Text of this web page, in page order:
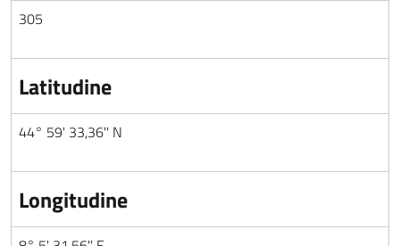
305
Latitudine
44° 59' 33,36'' N
Longitudine